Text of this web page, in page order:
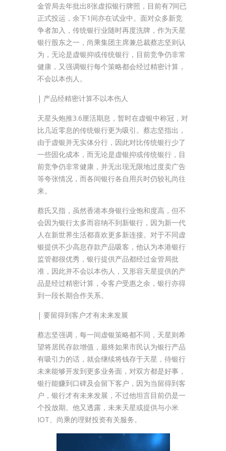
金管局去年批出8张虚拟银行牌照，目前有7间已
正式投运，余下1间亦在试业中。面对众多新竞
争者加入，传统银行业随时再度洗牌，作为天星
银行股东之一，尚乘集团主席兼总裁蔡志坚则认
为，无论是虚银抑或传统银行，目前竞争仍非常
健康，又强调银行每个策略都会经过精密计算，
不会以本伤人。
| 产品经精密计算不以本伤人
天星头炮推3.6厘活期息，暂时在虚银中称冠，对
比几近零息的传统银行更为吸引。蔡志坚指出，
由于虚银并无实体分行，因此对比传统银行少了
一些固化成本，而无论是虚银抑或传统银行，目
前竞争仍非常健康，并无出现无限地过度卖广告
等夸张情况，而各间银行各自用兵时仍较礼尚往
来。
蔡氏又指，虽然香港本身银行业饱和度高，但不
会因为银行太多而容纳不到新银行，因为新一代
人在新世界生活都喜欢更多新连接。对于不同虚
银提供不少高息存款产品吸客，他认为本港银行
监管都很优秀，银行提供产品都经过金管局批
准，因此并不会以本伤人，又形容天星提供的产
品是经过精密计算，令客户受惠之余，银行亦得
到一段长期合作关系。
| 要留得到客户才有未来发展
蔡志坚强调，每一间虚银策略都不同，天星则希
望将居民存款增值，最终如果市民认为银行产品
有吸引力的话，就会继续将钱存于天星，待银行
未来能够开发到更多业务面，对双方都是好事，
银行能赚到口碑及会留下客户，因为当留得到客
户，银行才有未来发展，不过他坦言目前仍是一
个投放期。他又透露，未来天星或提供与小米
IOT、尚乘的理财投资有关服务。